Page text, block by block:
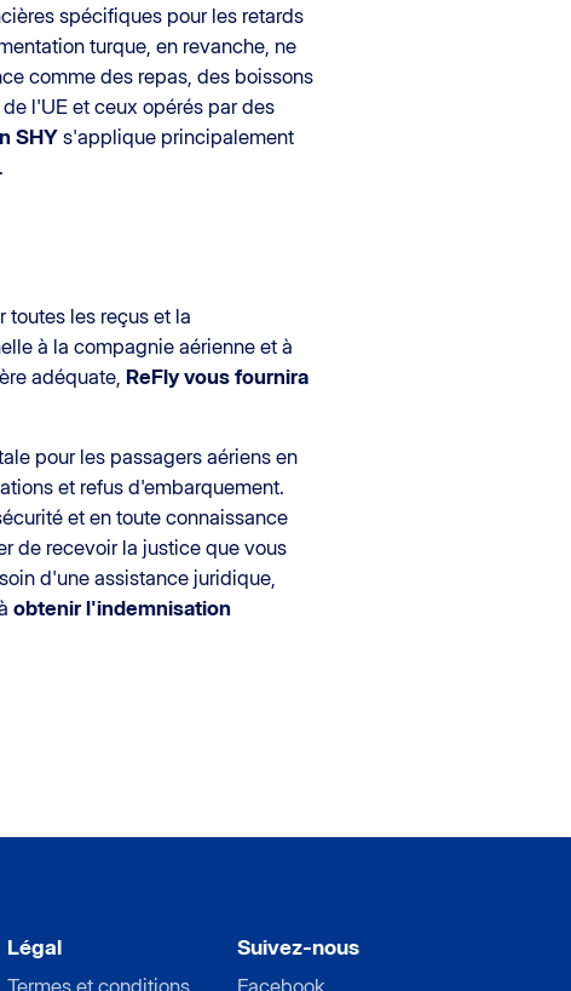
spécifiques pour les retards
turque, en revanche, ne
comme des repas, des boissons
l'UE et ceux opérés par des
SHYs'applique principalement
toutes les reçus et la
à la compagnie aérienne et à
adéquate, ReFly vous fournira
pour les passagers aériens en
et refus d'embarquement.
et en toute connaissance
de recevoir la justice que vous
d'une assistance juridique,
obtenir l'indemnisation
Légal
Termes et conditions
Suivez-nous
Facebook